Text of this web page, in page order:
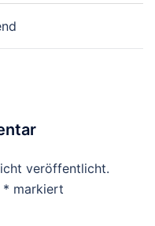
veröffentlicht.
* markiert